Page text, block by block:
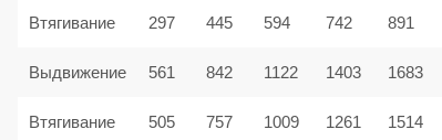
Втягивание 297 445 594 742 891
Выдвижение 561 842 1122 1403 1683
Втягивание 505 757 1009 1261 1514